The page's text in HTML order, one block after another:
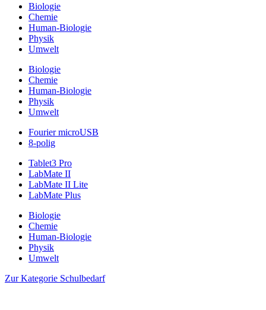
Biologie
Chemie
Human-Biologie
Physik
Umwelt
Biologie
Chemie
Human-Biologie
Physik
Umwelt
Fourier microUSB
8-polig
Tablet3 Pro
LabMate II
LabMate II Lite
LabMate Plus
Biologie
Chemie
Human-Biologie
Physik
Umwelt
Zur Kategorie Schulbedarf